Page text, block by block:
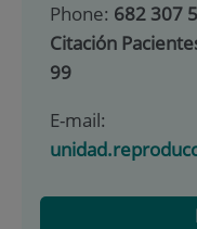
Phone: 682 307
Citación
99
E-mail: